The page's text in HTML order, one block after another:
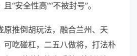
“安全性高”“不被封号”。
原推倒胡玩法，融合兰州、天
可吃碰杠，二五八做将，打法朴